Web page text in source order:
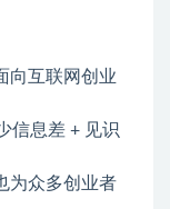
向互联网创业
信息差 + 见识
为众多创业者